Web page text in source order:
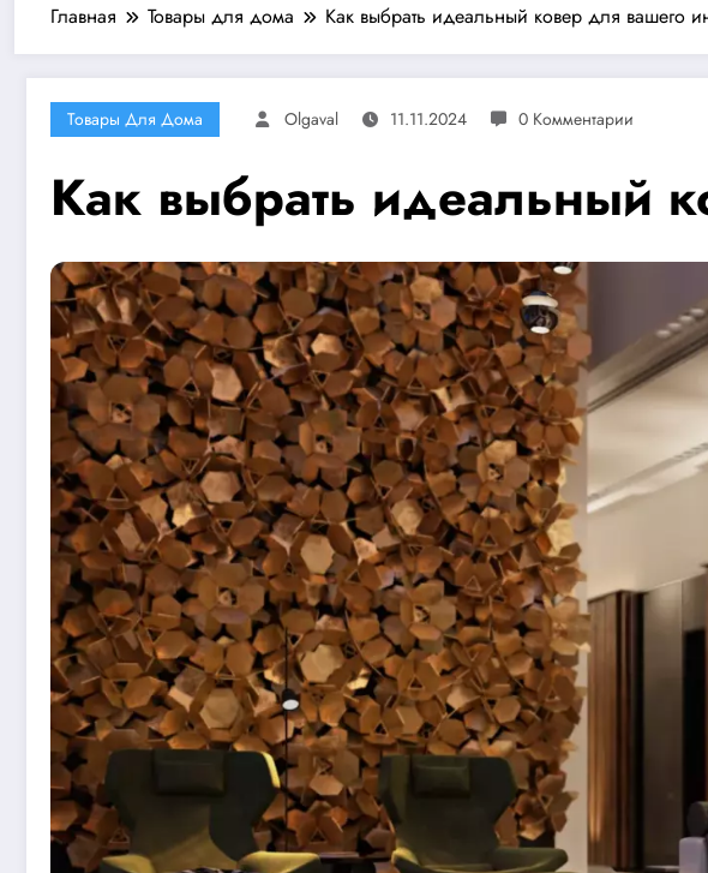
Главная Товары для дома Как выбрать идеальный ковер для вашего
Товары Для Дома Olgaval 11.11.2024 0 Комментарии
Как выбрать идеальный